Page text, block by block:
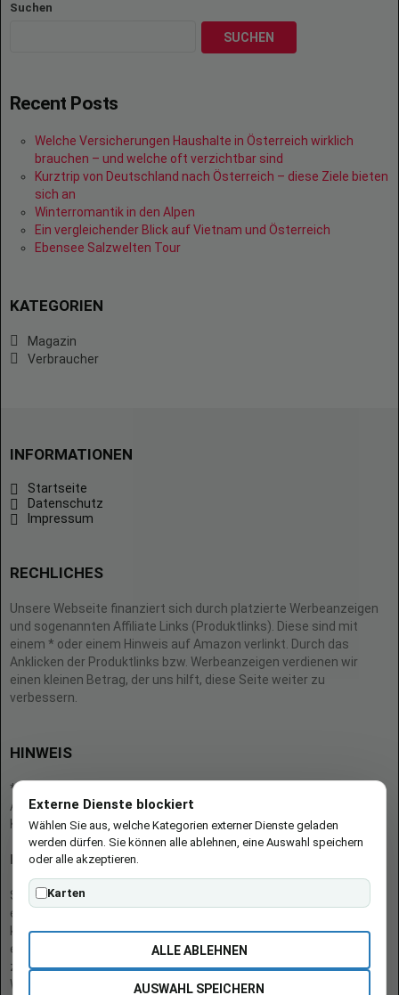
Suchen
SUCHEN
Recent Posts
Welche Versicherungen Haushalte in Österreich wirklich
brauchen – und welche oft verzichtbar sind
Kurztrip von Deutschland nach Österreich – diese Ziele bieten
sich an
Winterromantik in den Alpen
Ein vergleichender Blick auf Vietnam und Österreich
Ebensee Salzwelten Tour
KATEGORIEN
Magazin
Verbraucher
INFORMATIONEN
Startseite
Datenschutz
Impressum
RECHLICHES
Unsere Webseite finanziert sich durch platzierte Werbeanzeigen
und sogenannten Affiliate Links (Produktlinks). Diese sind mit
einem * oder einem Hinweis auf Amazon verlinkt. Durch das
Anklicken der Produktlinks bzw. Werbeanzeigen verdienen wir
einen kleinen Betrag, der uns hilft, diese Seite weiter zu
verbessern.
HINWEIS
* = Afilliate-Link (=Werbung)
Als Amazon-Partner verdient der Seitenbetreiber an qualifizierten
Käufen.
Hinweis zu Preisen und Verfügbarkeiten
Sofern Produktpreise und Verfügbarkeiten angezeigt werden,
entsprechen diese dem angegebenen Stand (Datum/Uhrzeit) und
können sich auf der verlinkten Seite jederzeit ändern. Für den Kauf
eines Produkts gelten die Angaben zu Preis und Verfügbarkeit, die
zum Kaufzeitpunkt [auf der/den maßgeblichen Amazon-
Website(s)] angezeigt werden.
Externe Dienste blockiert
Wählen Sie aus, welche Kategorien externer Dienste geladen
werden dürfen. Sie können alle ablehnen, eine Auswahl speichern
oder alle akzeptieren.
Karten
ALLE ABLEHNEN
AUSWAHL SPEICHERN